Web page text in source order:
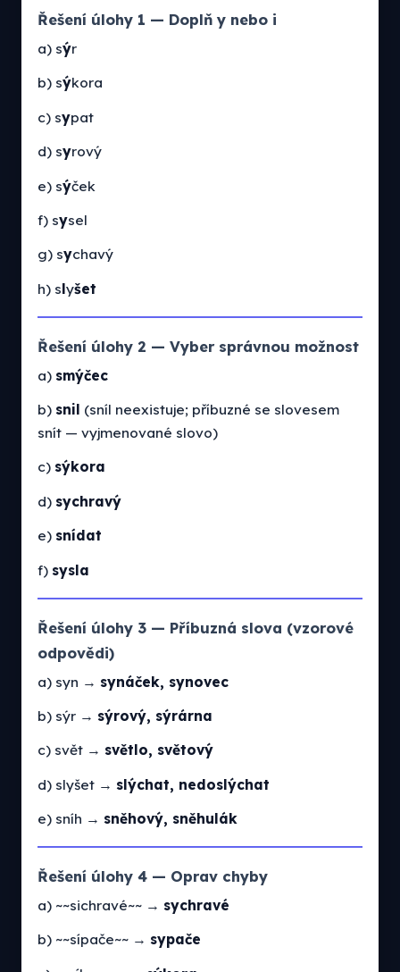
Řešení úlohy 1 — Doplň y nebo i
a) sýr
b) sýkora
c) sypat
d) syrový
e) sýček
f) sysel
g) sychavý
h) slyšet
Řešení úlohy 2 — Vyber správnou možnost
a) smýčec
b) snil (sníl neexistuje; příbuzné se slovesem
snít — vyjmenované slovo)
c) sýkora
d) sychravý
e) snídat
f) sysla
Řešení úlohy 3 — Příbuzná slova (vzorové
odpovědi)
a) syn → synáček, synovec
b) sýr → sýrový, sýrárna
c) svět → světlo, světový
d) slyšet → slýchat, nedoslýchat
e) sníh → sněhový, sněhulák
Řešení úlohy 4 — Oprav chyby
a) ~~sichravé~~ → sychravé
b) ~~sípače~~ → sypače